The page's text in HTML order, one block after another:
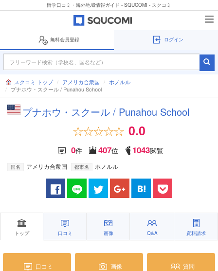
留学口コミ・海外地域情報ガイド - SQUCOMI - スクコミ
無料会員登録 ログイン
スクコミ トップ アメリカ合衆国
ホノルル
プナホウ・スクール / Punahou School
プナホウ・スクール / Punahou School
0.0
0件 407位 1043閲覧
国名 アメリカ合衆国 都市名 ホノルル
トップ 口コミ 画像 Q&A 資料請求
口コミ 画像 質問